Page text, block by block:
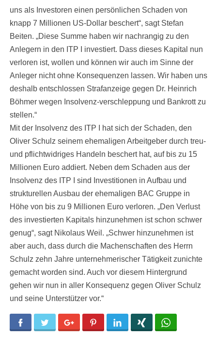
uns als Investoren einen persönlichen Schaden von
knapp 7 Millionen US-Dollar beschert“, sagt Stefan
Beiten. „Diese Summe haben wir nachrangig zu den
Anlegern in den ITP I investiert. Dass dieses Kapital nun
verloren ist, wollen und können wir auch im Sinne der
Anleger nicht ohne Konsequenzen lassen. Wir haben uns
deshalb entschlossen Strafanzeige gegen Dr. Heinrich
Böhmer wegen Insolvenz-verschleppung und Bankrott zu
stellen.“
Mit der Insolvenz des ITP I hat sich der Schaden, den
Oliver Schulz seinem ehemaligen Arbeitgeber durch treu-
und pflichtwidriges Handeln beschert hat, auf bis zu 15
Millionen Euro addiert. Neben dem Schaden aus der
Insolvenz des ITP I sind Investitionen in Aufbau und
strukturellen Ausbau der ehemaligen BAC Gruppe in
Höhe von bis zu 9 Millionen Euro verloren. „Den Verlust
des investierten Kapitals hinzunehmen ist schon schwer
genug“, sagt Nikolaus Weil. „Schwer hinzunehmen ist
aber auch, dass durch die Machenschaften des Herrn
Schulz zehn Jahre unternehmerischer Tätigkeit zunichte
gemacht worden sind. Auch vor diesem Hintergrund
gehen wir nun in aller Konsequenz gegen Oliver Schulz
und seine Unterstützer vor.“
Facebook Twitter Google+ Pinterest LinkedIn